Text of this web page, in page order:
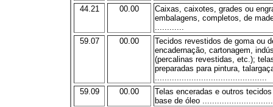
44.21
00.00
Caixas, caixotes, grades ou
embalagens, completos, de
59.07
00.00
Tecidos revestidos de goma ou
encadernação, cartonagem,
(percalinas revestidas, etc.);
preparadas para pintura,
59.09
00.00
Telas enceradas e outros
base de óleo